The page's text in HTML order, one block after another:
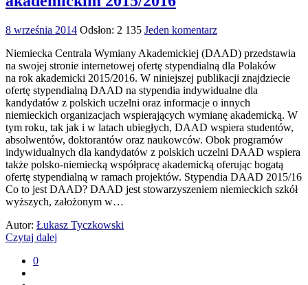
8 września 2014 Odsłon: 2 135 Jeden komentarz
Niemiecka Centrala Wymiany Akademickiej (DAAD) przedstawia
na swojej stronie internetowej ofertę stypendialną dla Polaków
na rok akademicki 2015/2016. W niniejszej publikacji znajdziecie
ofertę stypendialną DAAD na stypendia indywidualne dla
kandydatów z polskich uczelni oraz informacje o innych
niemieckich organizacjach wspierających wymianę akademicką. W
tym roku, tak jak i w latach ubiegłych, DAAD wspiera studentów,
absolwentów, doktorantów oraz naukowców. Obok programów
indywidualnych dla kandydatów z polskich uczelni DAAD wspiera
także polsko-niemiecką współpracę akademicką oferując bogatą
ofertę stypendialną w ramach projektów. Stypendia DAAD 2015/16
Co to jest DAAD? DAAD jest stowarzyszeniem niemieckich szkół
wyższych, założonym w…
Autor: Łukasz Tyczkowski
Czytaj dalej
0